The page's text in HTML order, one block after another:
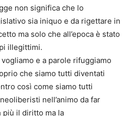
non significa che lo
sia iniquo e da rigettare in
ma solo che all’epoca è stato
illegittimi.
e a parole rifuggiamo
che siamo tutti diventati
così come siamo tutti
nell’animo da far
più il diritto ma la